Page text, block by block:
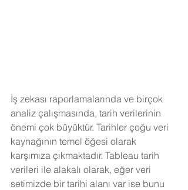
İş zekası raporlamalarında ve birçok
analiz çalışmasında, tarih verilerinin
önemi çok büyüktür. Tarihler çoğu veri
kaynağının temel öğesi olarak
karşımıza çıkmaktadır. Tableau tarih
verileri ile alakalı olarak, eğer veri
setimizde bir tarihi alanı var ise bunu